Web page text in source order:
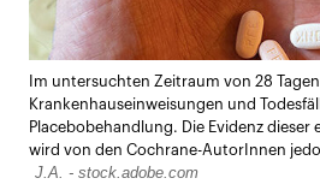
Im untersuchten Zeitraum von 28
Krankenhauseinweisungen und
Placebobehandlung. Die Evidenz dieser
wird von den Cochrane-AutorInnen
J.A. - stock.adobe.com